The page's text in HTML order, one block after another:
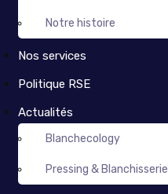
Notre histoire
Nos services
Politique RSE
Actualités
Blanchecology
Pressing & Blanchisserie